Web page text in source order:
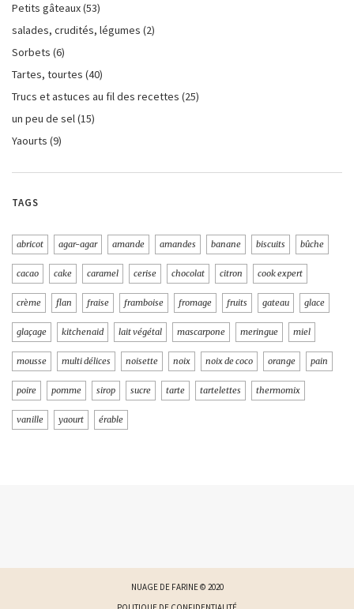
Petits gâteaux(53)
salades, crudités, légumes (2)
Sorbets (6)
Tartes, tourtes (40)
Trucs et astuces au fil des recettes (25)
un peu de sel(15)
Yaourts (9)
TAGS
abricot agar-agar amande amandes banane biscuits bûche
cacao cake caramel cerise chocolat citron cook expert
crème flan fraise framboise fromage fruits gateau glace
glaçage kitchenaid lait végétal mascarpone meringue miel
mousse multi délices noisette noix noix de coco orange pain
poire pomme sirop sucre tarte tartelettes thermomix
vanille yaourt érable
NUAGE DE FARINE © 2020